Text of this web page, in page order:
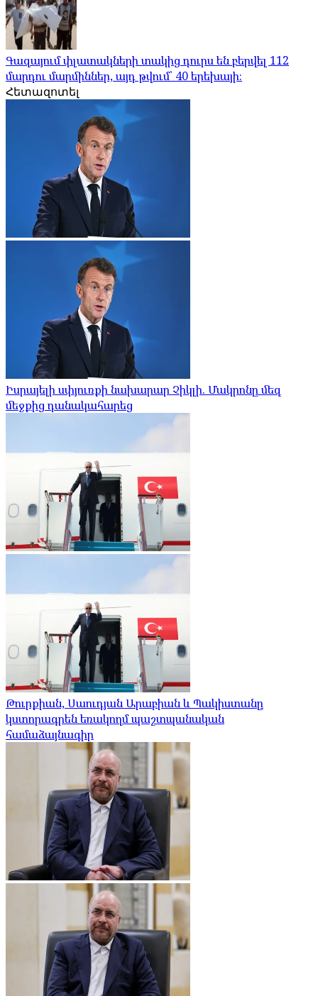
Գազայում փլատակների տակից դուրս են բերվել 112
մարդու մարմիններ, այդ թվում՝ 40 երեխայի։
Հետազոտել
Իսրայելի սփյուռքի նախարար Չիկլի. Մակրոնը մեզ
մեջքից դանակահարեց
Թուրքիան, Սաուդյան Արաբիան և Պակիստանը
կստորագրեն եռակողմ պաշտպանական
համաձայնագիր